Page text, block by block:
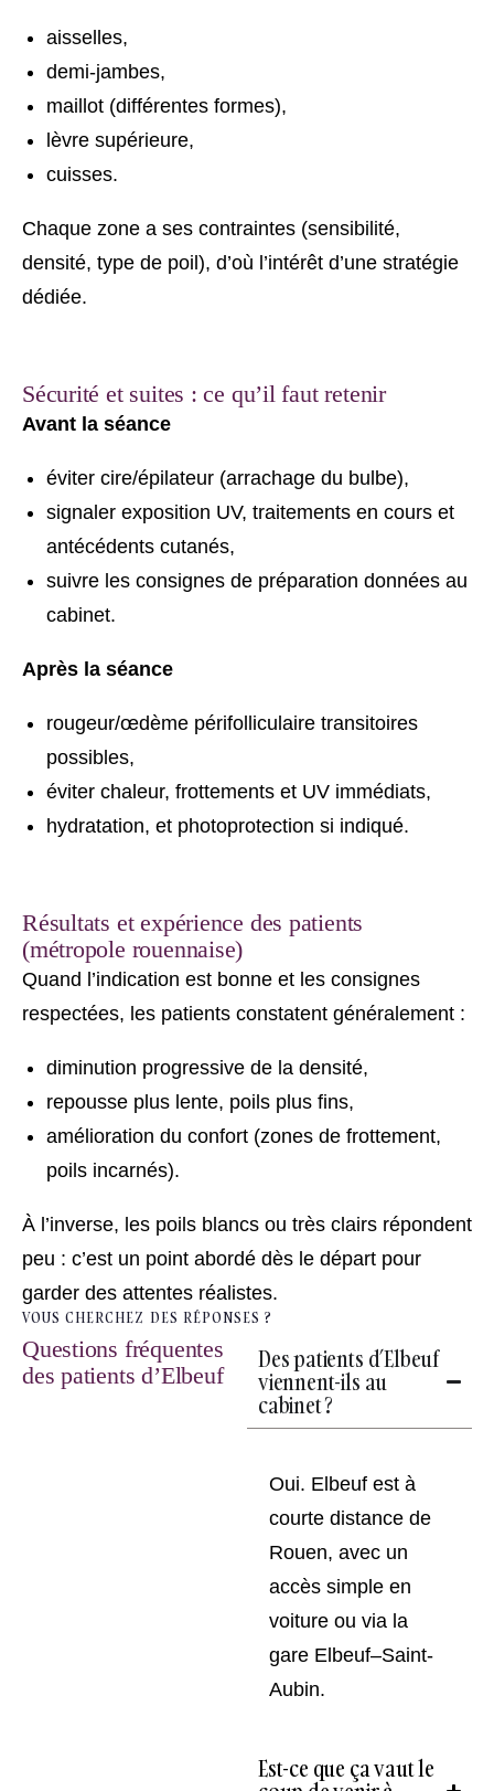
aisselles,
demi-jambes,
maillot (différentes formes),
lèvre supérieure,
cuisses.
Chaque zone a ses contraintes (sensibilité,
densité, type de poil), d’où l’intérêt d’une stratégie
dédiée.
Sécurité et suites : ce qu’il faut retenir
Avant la séance
éviter cire/épilateur (arrachage du bulbe),
signaler exposition UV, traitements en cours et
antécédents cutanés,
suivre les consignes de préparation données au
cabinet.
Après la séance
rougeur/œdème périfolliculaire transitoires
possibles,
éviter chaleur, frottements et UV immédiats,
hydratation, et photoprotection si indiqué.
Résultats et expérience des patients
(métropole rouennaise)
Quand l’indication est bonne et les consignes
respectées, les patients constatent généralement :
diminution progressive de la densité,
repousse plus lente, poils plus fins,
amélioration du confort (zones de frottement,
poils incarnés).
À l’inverse, les poils blancs ou très clairs répondent
peu : c’est un point abordé dès le départ pour
garder des attentes réalistes.
VOUS CHERCHEZ DES RÉPONSES ?
Questions fréquentes
des patients d’Elbeuf
Des patients d’Elbeuf
viennent-ils au
cabinet ?
Oui. Elbeuf est à
courte distance de
Rouen, avec un
accès simple en
voiture ou via la
gare Elbeuf–Saint-
Aubin.
Est-ce que ça vaut le